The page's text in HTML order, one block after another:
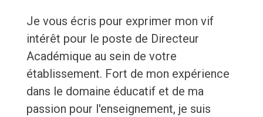
Je vous écris pour exprimer mon vif
intérêt pour le poste de Directeur
Académique au sein de votre
établissement. Fort de mon expérience
dans le domaine éducatif et de ma
passion pour l'enseignement, je suis